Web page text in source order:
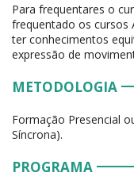
Para frequentares o
frequentado os cursos
ter conhecimentos
expressão de
METODOLOGIA
Formação Presencial
Síncrona).
PROGRAMA